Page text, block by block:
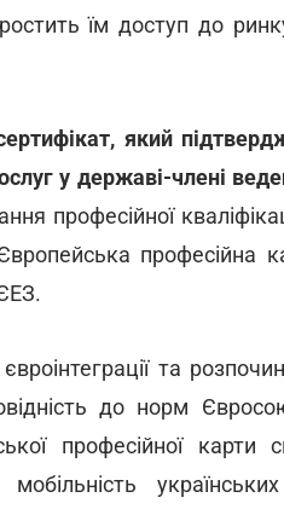
їм доступ до
який
у державі-члені
професійної
професійна
та
до норм
професійної карти